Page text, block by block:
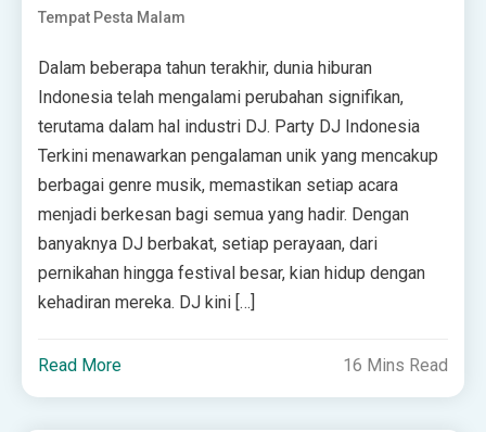
Tempat Pesta Malam
Dalam beberapa tahun terakhir, dunia hiburan
Indonesia telah mengalami perubahan signifikan,
terutama dalam hal industri DJ. Party DJ Indonesia
Terkini menawarkan pengalaman unik yang mencakup
berbagai genre musik, memastikan setiap acara
menjadi berkesan bagi semua yang hadir. Dengan
banyaknya DJ berbakat, setiap perayaan, dari
pernikahan hingga festival besar, kian hidup dengan
kehadiran mereka. DJ kini […]
Read More 16 Mins Read